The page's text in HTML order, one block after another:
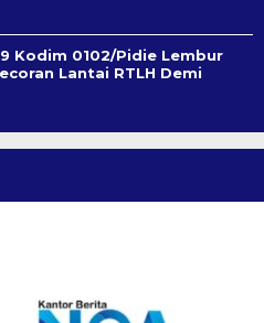
Kodim 0102/Pidie Lembur
Lantai RTLH Demi